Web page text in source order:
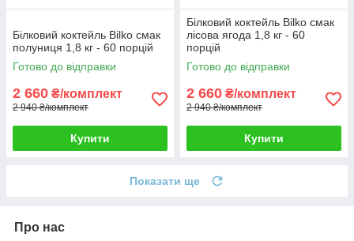
Білковий коктейль Bilko смак
полуниця 1,8 кг - 60 порцій
Готово до відправки
2 660 ₴/комплект
2 940 ₴/комплект
Купити
Білковий коктейль Bilko смак
лісова ягода 1,8 кг - 60
порцій
Готово до відправки
2 660 ₴/комплект
2 940 ₴/комплект
Купити
Показати ще
Про нас